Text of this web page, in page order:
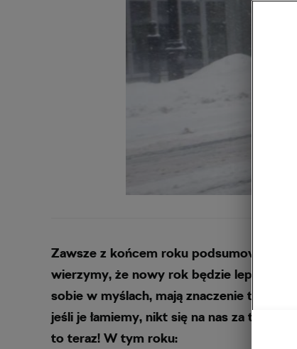
Zawsze z końcem roku
wierzymy, że nowy rok będzie lepszy od
sobie w myślach, mają znaczenie tylko
jeśli je łamiemy, nikt się na nas za to nie
to teraz! W tym roku: